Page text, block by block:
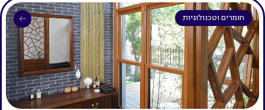
חומרים וטכנולוגיות